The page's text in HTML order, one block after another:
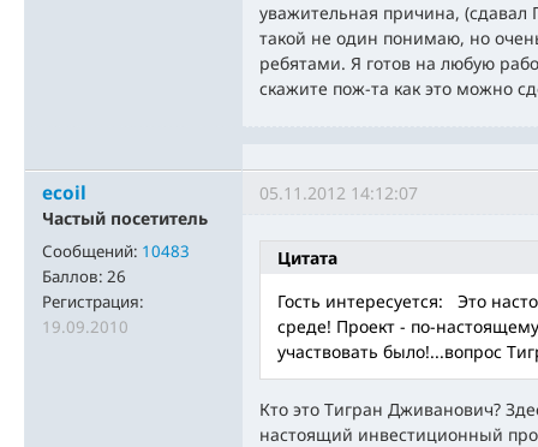
уважительная причина, (сдавал
такой не один понимаю, но
ребятами. Я готов на любую
скажите пож-та как это можно
ecoil
Частый посетитель
Сообщений: 10483
Баллов: 26
Регистрация:
19.09.2010
05.11.2012 14:12:07
Цитата
Гость интересуется: Это
среде! Проект - по-
участвовать было!...вопрос
Кто это Тигран Дживанович?
настоящий инвестиционный